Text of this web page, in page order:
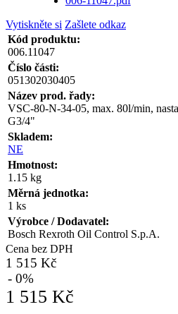
Vytiskněte si Zašlete odkaz
Kód produktu:
006.11047
Číslo části:
051302030405
Název prod. řady:
VSC-80-N-34-05, max. 80l/min,
G3/4"
Skladem:
NE
Hmotnost:
1.15 kg
Měrná jednotka:
1 ks
Výrobce / Dodavatel:
Bosch Rexroth Oil Control S.p.A.
Cena bez DPH
1 515 Kč
- 0%
1 515 Kč